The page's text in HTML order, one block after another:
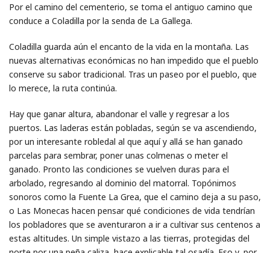
Por el camino del cementerio, se toma el antiguo camino que
conduce a Coladilla por la senda de La Gallega.
Coladilla guarda aún el encanto de la vida en la montaña. Las
nuevas alternativas económicas no han impedido que el pueblo
conserve su sabor tradicional. Tras un paseo por el pueblo, que
lo merece, la ruta continúa.
Hay que ganar altura, abandonar el valle y regresar a los
puertos. Las laderas están pobladas, según se va ascendiendo,
por un interesante robledal al que aquí y allá se han ganado
parcelas para sembrar, poner unas colmenas o meter el
ganado. Pronto las condiciones se vuelven duras para el
arbolado, regresando al dominio del matorral. Topónimos
sonoros como la Fuente La Grea, que el camino deja a su paso,
o Las Monecas hacen pensar qué condiciones de vida tendrían
los pobladores que se aventuraron a ir a cultivar sus centenos a
estas altitudes. Un simple vistazo a las tierras, protegidas del